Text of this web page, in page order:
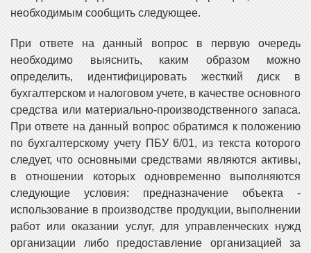
необходимым сообщить следующее.
При ответе на данный вопрос в первую очередь
необходимо выяснить, каким образом можно
определить, идентифицировать жесткий диск в
бухгалтерском и налоговом учете, в качестве основного
средства или материально-производственного запаса.
При ответе на данный вопрос обратимся к положению
по бухгалтерскому учету ПБУ 6/01, из текста которого
следует, что основными средствами являются активы,
в отношении которых одновременно выполняются
следующие условия: предназначение объекта -
использование в производстве продукции, выполнении
работ или оказании услуг, для управленческих нужд
организации либо предоставление организацией за